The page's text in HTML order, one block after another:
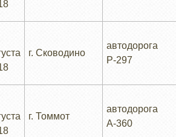
г. Сководино
автодорога
Р-297
г. Томмот
автодорога
А-360